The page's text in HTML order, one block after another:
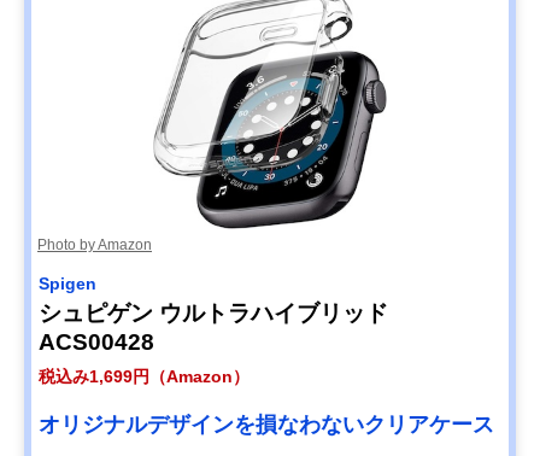
Photo by Amazon
Spigen
シュピゲン ウルトラハイブリッド
ACS00428
税込み1,699円（Amazon）
オリジナルデザインを損なわないクリアケース